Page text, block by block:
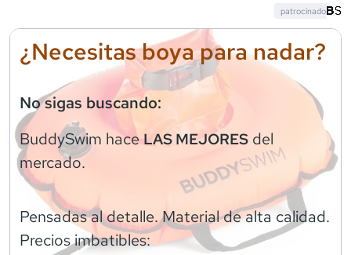
¿Necesitas boya para nadar?
No sigas buscando:
BuddySwim haceLAS MEJORES del
mercado.
Pensadas al detalle. Material de alta calidad.
Precios imbatibles:
patrocinado